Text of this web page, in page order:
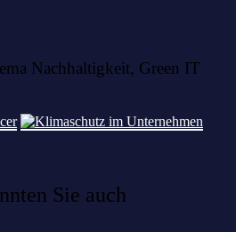
Nachhaltigkeit, Green IT
Sie auch